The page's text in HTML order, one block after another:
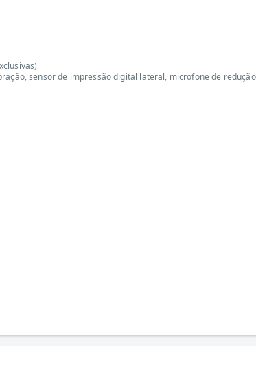
sensor de impressão digital lateral, microfone de